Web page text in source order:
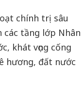
chính trị sâu
các tầng lớp Nhân
khát vọng cống
hương, đất nước